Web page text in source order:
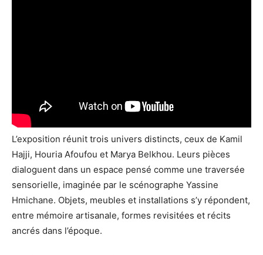
L’exposition réunit trois univers distincts, ceux de Kamil
Hajji, Houria Afoufou et Marya Belkhou. Leurs pièces
dialoguent dans un espace pensé comme une traversée
sensorielle, imaginée par le scénographe Yassine
Hmichane. Objets, meubles et installations s’y répondent,
entre mémoire artisanale, formes revisitées et récits
ancrés dans l’époque.